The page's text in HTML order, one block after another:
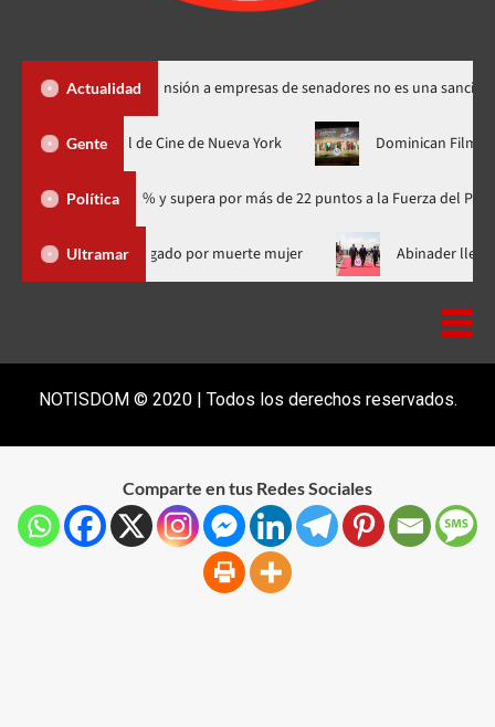
Actualidad
dice suspensión a empresas de senadores no es una sanción
Gente
estreno mundial en el Festival de Cine de Nueva York
Política
con 41.1% y supera por más de 22 puntos a la Fuerza del Pueblo
Ultramar
de RD supuesto médico investigado por muerte mujer
NOTISDOM © 2020 | Todos los derechos reservados.
Comparte en tus Redes Sociales